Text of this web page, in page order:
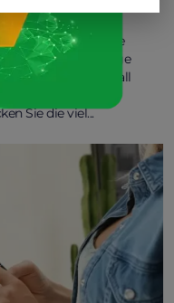
Aspekten für die
Die richtige
kann im Ernstfall
verschaffen und
Sie die viel...